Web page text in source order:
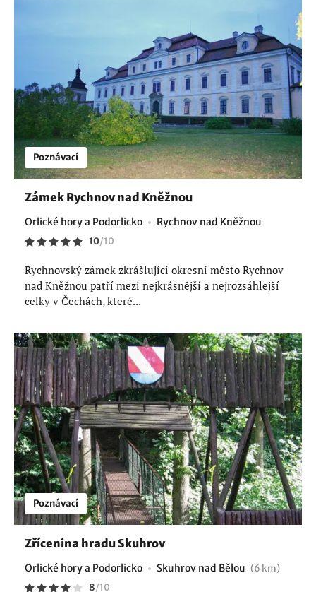
Poznávací
Zámek Rychnov nad Kněžnou
Orlické hory a Podorlicko Rychnov nad Kněžnou
10/10
Rychnovský zámek zkrášlující okresní město Rychnov
nad Kněžnou patří mezi nejkrásnější a nejrozsáhlejší
celky v Čechách, které...
Poznávací
Zřícenina hradu Skuhrov
Orlické hory a Podorlicko Skuhrov nad Bělou (6 km)
8/10